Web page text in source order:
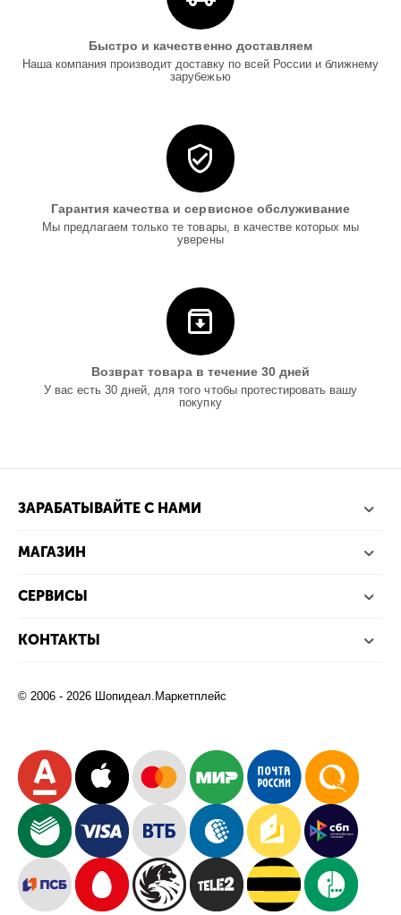
Быстро и качественно доставляем
Наша компания производит доставку по всей России и ближнему
зарубежью
Гарантия качества и сервисное обслуживание
Мы предлагаем только те товары, в качестве которых мы
уверены
Возврат товара в течение 30 дней
У вас есть 30 дней, для того чтобы протестировать вашу
покупку
ЗАРАБАТЫВАЙТЕ С НАМИ
МАГАЗИН
СЕРВИСЫ
КОНТАКТЫ
© 2006 - 2026 Шопидеал.Маркетплейс